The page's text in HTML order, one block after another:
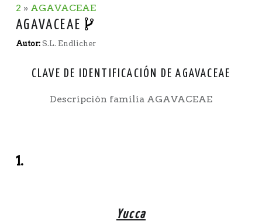
2 » AGAVACEAE
AGAVACEAE
Autor: S.L. Endlicher
CLAVE DE IDENTIFICACIÓN DE AGAVACEAE
Descripción familia AGAVACEAE
1.
Yucca